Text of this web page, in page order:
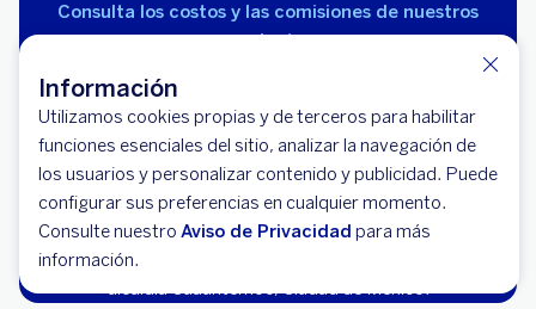
Información
Utilizamos cookies propias y de terceros para habilitar
funciones esenciales del sitio, analizar la navegación de
los usuarios y personalizar contenido y publicidad. Puede
configurar sus preferencias en cualquier momento.
Consulte nuestro Aviso de Privacidad para más
información.
Consulta los costos y las comisiones de nuestros
productos
© 2026 BBVA México, S.A., Institución de Banca
Múltiple, Grupo Financiero BBVA México. Avenida Paseo
de la Reforma 510, colonia Juárez, código postal 06600,
alcaldía Cuauhtémoc, Ciudad de México.